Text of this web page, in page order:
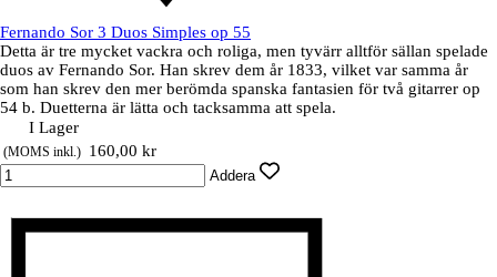
Fernando Sor 3 Duos Simples op 55
Detta är tre mycket vackra och roliga, men tyvärr alltför sällan spelade
duos av Fernando Sor. Han skrev dem år 1833, vilket var samma år
som han skrev den mer berömda spanska fantasien för två gitarrer op
54 b. Duetterna är lätta och tacksamma att spela.
I Lager
(MOMS inkl.) Pris utan rabatt
160,00 kr
Addera